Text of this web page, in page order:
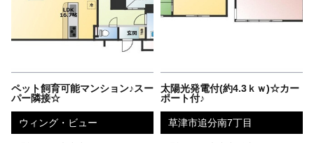
ペット飼育可能マンション♪スー
パー隣接☆
ウィング・ビュー
太陽光発電付(約4.3ｋｗ)☆カー
ポート付♪
草津市追分南7丁目